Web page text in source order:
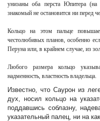
унизаны оба перста Юпитера
знакомый не остановится ни перед
Кольцо на этом пальце
честолюбивых планов, особенно
Перуна или, в крайнем случае, из
Любого размера кольцо
надменность, властность владельца.
Известно, что Саурон из
дух, носил кольцо на
поддавшись соблазну,
указательный палец, ни на